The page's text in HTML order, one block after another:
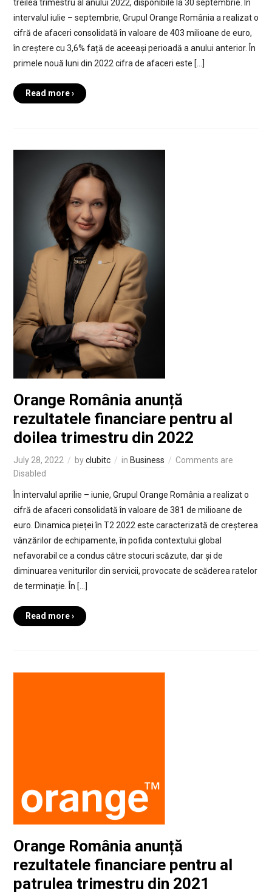
treilea trimestru al anului 2022, disponibile la 30 septembrie. În
intervalul iulie – septembrie, Grupul Orange România a realizat o
cifră de afaceri consolidată în valoare de 403 milioane de euro,
în creștere cu 3,6% față de aceeași perioadă a anului anterior. În
primele nouă luni din 2022 cifra de afaceri este […]
Read more ›
Orange România anunță
rezultatele financiare pentru al
doilea trimestru din 2022
July 28, 2022 byclubitc in Business
Comments are
Disabled
În intervalul aprilie – iunie, Grupul Orange România a realizat o
cifră de afaceri consolidată în valoare de 381 de milioane de
euro. Dinamica pieței în T2 2022 este caracterizată de creșterea
vânzărilor de echipamente, în pofida contextului global
nefavorabil ce a condus către stocuri scăzute, dar și de
diminuarea veniturilor din servicii, provocate de scăderea ratelor
de terminație. În […]
Read more ›
Orange România anunță
rezultatele financiare pentru al
patrulea trimestru din 2021